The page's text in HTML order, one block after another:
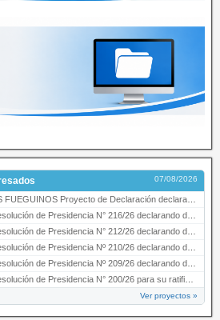
07/08/2026
Proyecto de Declaración declarando de interés provincial PRESIDENCI…
de Presidencia N° 216/26 declarando de interés provincial la labor …
de Presidencia N° 212/26 declarando de interés provincial el “50° A…
de Presidencia Nº 210/26 declarando de interés provincial el proyec…
de Presidencia Nº 209/26 declarando de interés provincial la presen…
de Presidencia N° 200/26 para su ratificación.
Ver proyectos »